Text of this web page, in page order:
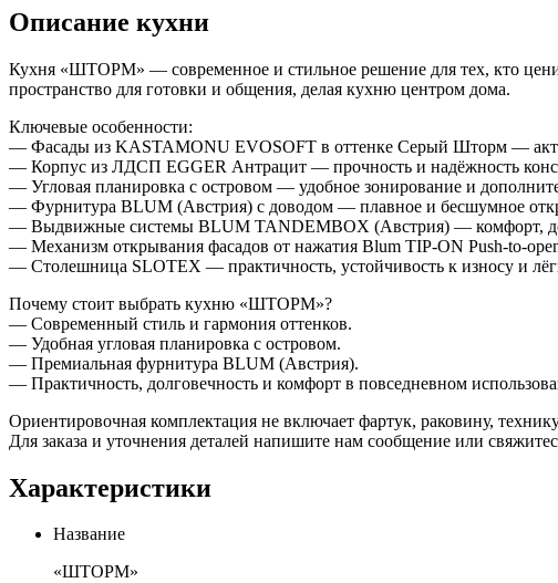
Описание кухни
Кухня «ШТОРМ» — современное и стильное решение для тех, кто
пространство для готовки и общения, делая кухню центром дома.
Ключевые особенности:
— Фасады из KASTAMONU EVOSOFT в оттенке Серый Шторм —
— Корпус из ЛДСП EGGER Антрацит — прочность и надёжность
— Угловая планировка с островом — удобное зонирование и
— Фурнитура BLUM (Австрия) с доводом — плавное и бесшумное
— Выдвижные системы BLUM TANDEMBOX (Австрия) — комфорт,
— Механизм открывания фасадов от нажатия Blum TIP-ON Push-to-
— Столешница SLOTEX — практичность, устойчивость к износу и
Почему стоит выбрать кухню «ШТОРМ»?
— Современный стиль и гармония оттенков.
— Удобная угловая планировка с островом.
— Премиальная фурнитура BLUM (Австрия).
— Практичность, долговечность и комфорт в повседневном
Ориентировочная комплектация не включает фартук, раковину,
Для заказа и уточнения деталей напишите нам сообщение или
Характеристики
Название
«ШТОРМ»